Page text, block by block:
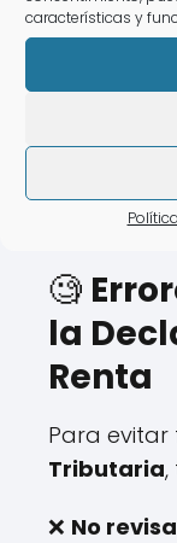
características y
❌ Tiempo
💡 Con
presentar
🧐
la
Renta
Para evitar
Tributaria,
❌ No